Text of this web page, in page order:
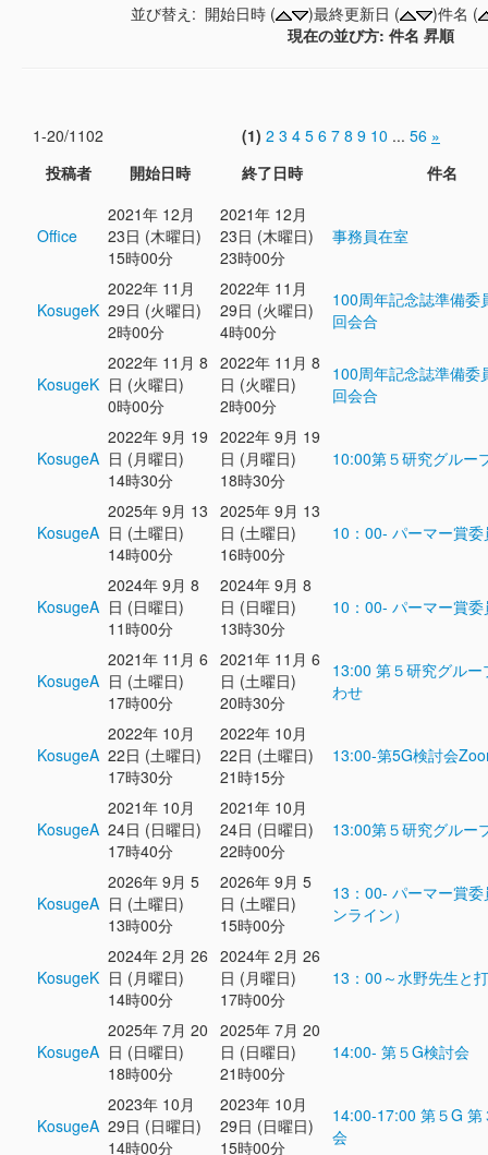
並び替え: 開始日時 ( )最終更新日 (
)件名 (
現在の並び方: 件名 昇順
1-20/1102 (1) 2 3 4 5 6 7 8 9 10 ... 56 »
投稿者
開始日時 終了日時 件名
Office
2021年 12月
23日 (木曜日)
15時00分
2021年 12月
23日 (木曜日)
23時00分
事務員在室
KosugeK
2022年 11月
29日 (火曜日)
2時00分
2022年 11月
29日 (火曜日)
4時00分
100周年記念誌準備
回会合
KosugeK
2022年 11月 8
日 (火曜日)
0時00分
2022年 11月 8
日 (火曜日)
2時00分
100周年記念誌準備委
回会合
KosugeA
2022年 9月 19
日 (月曜日)
14時30分
2022年 9月 19
日 (月曜日)
18時30分
10:00第５研究グルー
KosugeA
2025年 9月 13
日 (土曜日)
14時00分
2025年 9月 13
日 (土曜日)
16時00分
10：00- パーマー賞委
KosugeA
2024年 9月 8
日 (日曜日)
11時00分
2024年 9月 8
日 (日曜日)
13時30分
10：00- パーマー賞委
KosugeA
2021年 11月 6
日 (土曜日)
17時00分
2021年 11月 6
日 (土曜日)
20時30分
13:00 第５研究グルー
わせ
KosugeA
2022年 10月
22日 (土曜日)
17時30分
2022年 10月
22日 (土曜日)
21時15分
13:00-第5G検討会
KosugeA
2021年 10月
24日 (日曜日)
17時40分
2021年 10月
24日 (日曜日)
22時00分
13:00第５研究グルー
KosugeA
2026年 9月 5
日 (土曜日)
13時00分
2026年 9月 5
日 (土曜日)
15時00分
13：00- パーマー賞
ンライン）
KosugeK
2024年 2月 26
日 (月曜日)
14時00分
2024年 2月 26
日 (月曜日)
17時00分
13：00～水野先生と
KosugeA
2025年 7月 20
日 (日曜日)
18時00分
2025年 7月 20
日 (日曜日)
21時00分
14:00- 第５G検討会
KosugeA
2023年 10月
29日 (日曜日)
14時00分
2023年 10月
29日 (日曜日)
15時00分
14:00-17:00 第５G 第
会